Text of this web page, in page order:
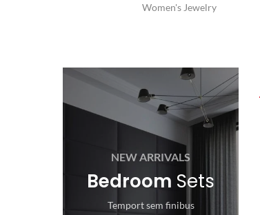
Women's Jewelry
NEW ARRIVALS
Bedroom Sets
Temport sem finibus